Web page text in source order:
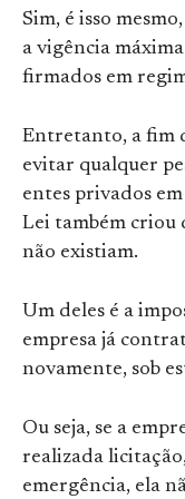
Sim, é isso
a vigência
firmados em
Entretanto, a fim
evitar qualquer
entes privados
Lei também criou
não existiam.
Um deles é a
empresa já
novamente, sob
Ou seja, se a
realizada
emergência, ela